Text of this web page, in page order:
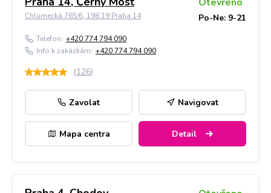
Chlumecká 765/6, 198 19 Praha 14 Po-Ne: 9-21
Telefon: +420 774 794 090
Info k zakázkám: +420 774 794 090
(126)
Zavolat Navigovat
Mapa centra Detail